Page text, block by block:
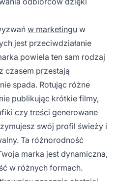
w marketingu w
jest przeciwdziałanie
powiela ten sam rodzaj
czasem przestają
spada. Rotując różne
publikując krótkie filmy,
czy treści generowane
swój profil świeży i
Ta różnorodność
marka jest dynamiczna,
w różnych formach.